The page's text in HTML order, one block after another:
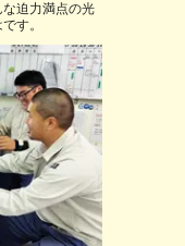
迫力満点の光
す。